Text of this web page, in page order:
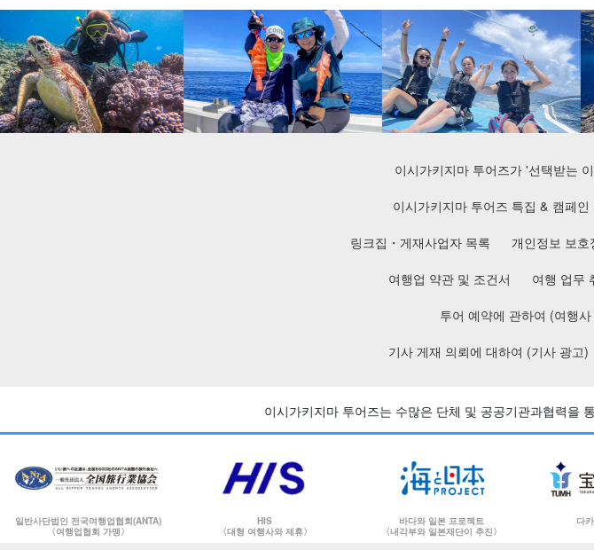
이시가키지마 투어즈가 '선택받는
이시가키지마 투어즈 특집 & 캠페인
링크집・게재사업자 목록
개인정보 보호
여행업 약관 및 조건서
여행 업무
투어 예약에 관하여 (여행
기사 게재 의뢰에 대하여 (기사 광고)
이시가키지마 투어즈는 수많은 단체 및 공공기관과협력을
일반사단법인 전국여행업협회(ANTA)
〈여행업협회 가맹〉
HIS
〈대형 여행사와 제휴〉
바다와 일본 프로젝트
〈내각부와 일본재단이 추진〉
다